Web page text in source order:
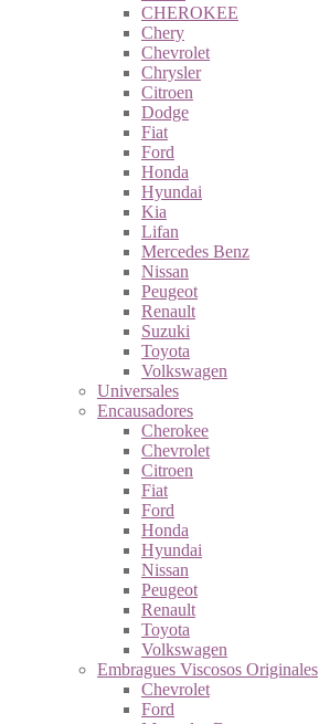
CHEROKEE
Chery
Chevrolet
Chrysler
Citroen
Dodge
Fiat
Ford
Honda
Hyundai
Kia
Lifan
Mercedes Benz
Nissan
Peugeot
Renault
Suzuki
Toyota
Volkswagen
Universales
Encausadores
Cherokee
Chevrolet
Citroen
Fiat
Ford
Honda
Hyundai
Nissan
Peugeot
Renault
Toyota
Volkswagen
Embragues Viscosos Originales
Chevrolet
Ford